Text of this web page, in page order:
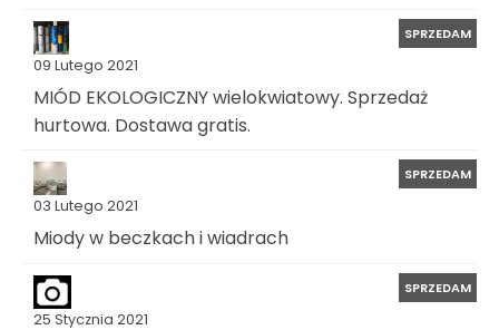
09 Lutego 2021
SPRZEDAM
MIÓD EKOLOGICZNY wielokwiatowy. Sprzedaż
hurtowa. Dostawa gratis.
03 Lutego 2021
SPRZEDAM
Miody w beczkach i wiadrach
25 Stycznia 2021
SPRZEDAM